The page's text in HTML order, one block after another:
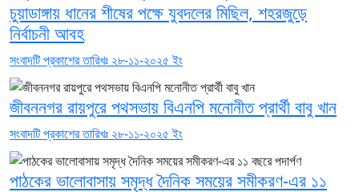
চুয়াডাঙ্গায় ধানের শীষের পক্ষে যুবদলের মিছিল, শহরজুড়ে
নির্বাচনী আবহ
সংবাদটি প্রকাশের তারিখঃ ২৮-১১-২০২৫ ইং
জীবননগর রায়পুরে পথসভায় বিএনপি মনোনীত প্রার্থী বাবু খান
সংবাদটি প্রকাশের তারিখঃ ২৮-১১-২০২৫ ইং
পাঠকের ভালোবাসায় সমৃদ্ধ দৈনিক সময়ের সমীকরণ-এর ১১